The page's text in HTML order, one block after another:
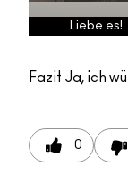
Liebe es!
Fazit Ja, ich
0